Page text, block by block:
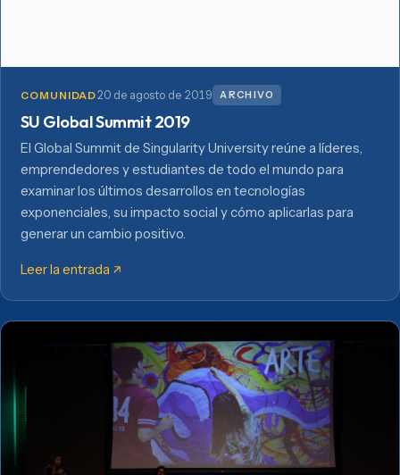
COMUNIDAD20 de agosto de 2019 ARCHIVO
SU Global Summit 2019
El Global Summit de Singularity University reúne a líderes,
emprendedores y estudiantes de todo el mundo para
examinar los últimos desarrollos en tecnologías
exponenciales, su impacto social y cómo aplicarlas para
generar un cambio positivo.
Leer la entrada